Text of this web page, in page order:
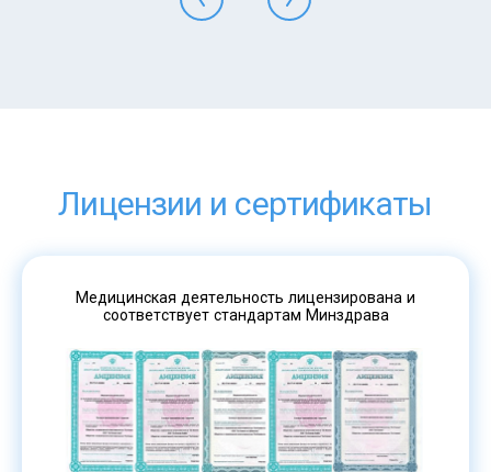
Лицензии и сертификаты
Медицинская деятельность лицензирована и
соответствует стандартам Минздрава